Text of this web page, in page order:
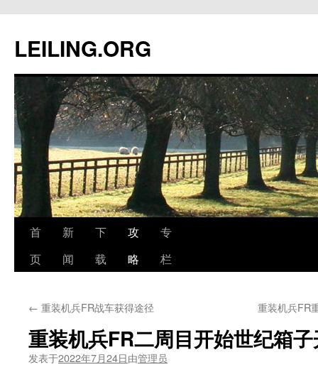
文
LEILING.ORG
首
页
新
闻
下
载
攻
略
专
栏
← 重装机兵FR战车获得途径 重装机兵FR
重装机兵FR二周目开始世纪箱
发表于2022年7月24日由管理员